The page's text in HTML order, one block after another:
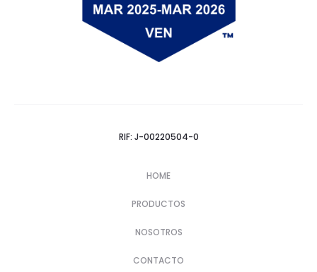
RIF: J-00220504-0
HOME
PRODUCTOS
NOSOTROS
CONTACTO